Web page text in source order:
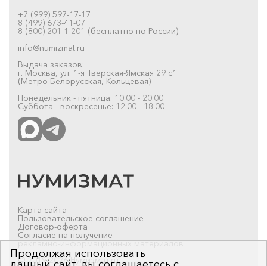
+7 (999) 597-17-17
8 (499) 673-41-07
8 (800) 201-1-201 (бесплатно по России)
info@numizmat.ru
Выдача заказов:
г. Москва, ул. 1-я Тверская-Ямская 29 с1
(Метро Белорусская, Кольцевая)
Понедельник - пятница: 10:00 - 20:00
Суббота - воскресенье: 12:00 - 18:00
Карта сайта
Пользовательское соглашение
Договор-оферта
Согласие на получение
рекламно-информационных материалов
© 2019-2026 Нумизмат.ru
Продолжая использовать